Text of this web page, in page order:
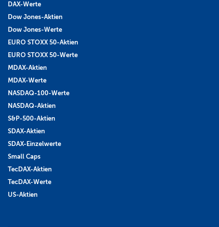
DAX-Werte
Dow Jones-Aktien
Dow Jones-Werte
EURO STOXX 50-Aktien
EURO STOXX 50-Werte
MDAX-Aktien
MDAX-Werte
NASDAQ-100-Werte
NASDAQ-Aktien
S&P-500-Aktien
SDAX-Aktien
SDAX-Einzelwerte
Small Caps
TecDAX-Aktien
TecDAX-Werte
US-Aktien